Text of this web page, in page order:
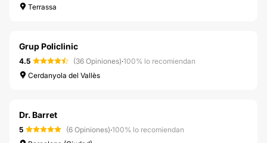
Terrassa
Grup Policlinic
4.5 (36 Opiniones)·100% lo recomiendan
Cerdanyola del Vallès
Dr. Barret
5 (6 Opiniones)·100% lo recomiendan